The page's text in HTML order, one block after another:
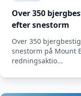
Over 350
efter snestorm
Over 350
snestorm på Mount
redningsaktio...